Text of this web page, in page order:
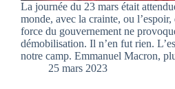
La journée du 23 mars était
monde, avec la crainte, ou l’espoir,
force du gouvernement ne
démobilisation. Il n’en fut rien.
notre camp. Emmanuel Macron,
25 mars 2023